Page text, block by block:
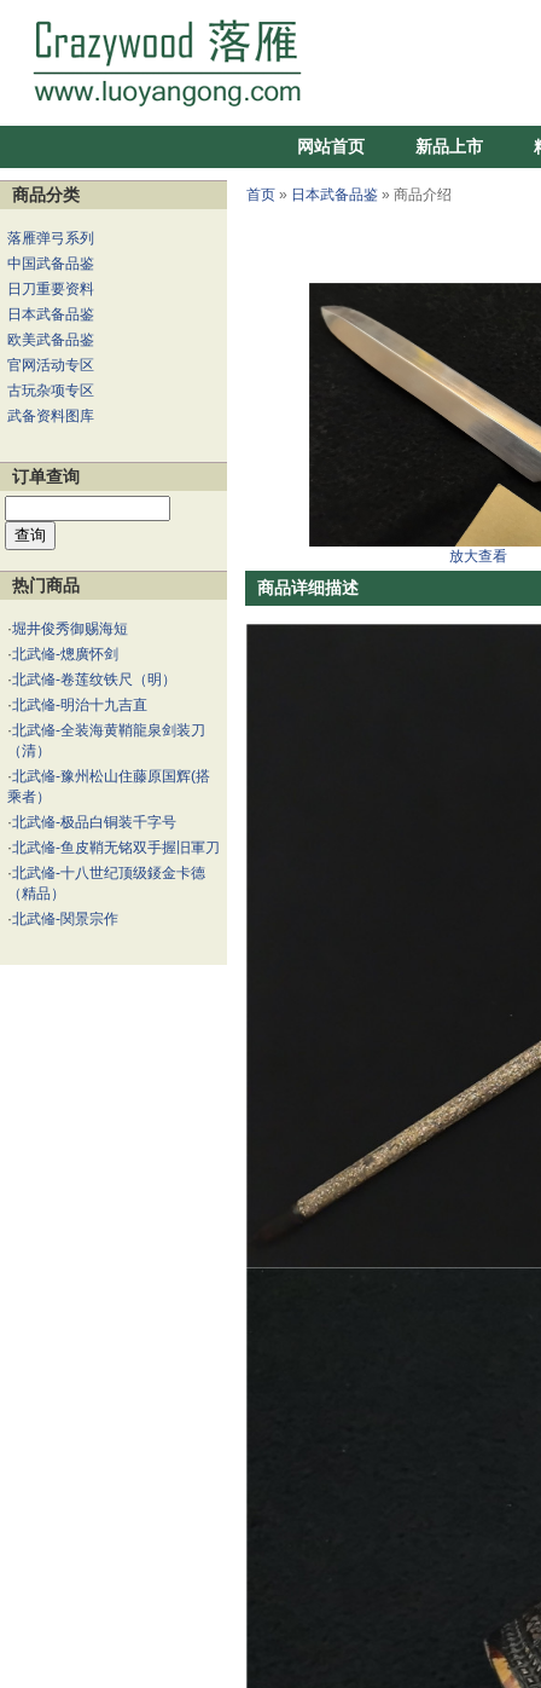
网站首页 新品上市
商品分类
落雁弹弓系列
中国武备品鉴
日刀重要资料
日本武备品鉴
欧美武备品鉴
官网活动专区
古玩杂项专区
武备资料图库
订单查询
热门商品
·堀井俊秀御赐海短
·北武偹-熜廣怀剑
·北武偹-卷莲纹铁尺（明）
·北武偹-明治十九吉直
·北武偹-全装海黄鞘龍泉剑装刀
（清）
·北武偹-豫州松山住藤原国辉(搭
乘者）
·北武偹-极品白铜装千字号
·北武偹-鱼皮鞘无铭双手握旧軍刀
·北武偹-十八世纪顶级錽金卡德
（精品）
·北武偹-関景宗作
首页 » 日本武备品鉴 » 商品介绍
放大查看
商品详细描述